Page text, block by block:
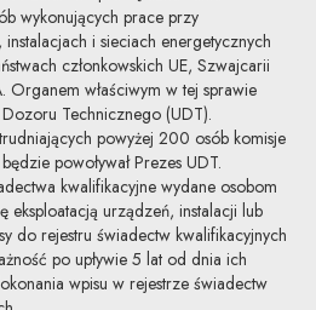
wykonujących prace przy
i sieciach energetycznych
członkowskich UE, Szwajcarii
Organem właściwym w tej sprawie
Technicznego (UDT).
powyżej 200 osób komisje
powoływał Prezes UDT.
kwalifikacyjne wydane osobom
eksploatacją urządzeń, instalacji lub
do rejestru świadectw kwalifikacyjnych
po upływie 5 lat od dnia ich
wpisu w rejestrze świadectw